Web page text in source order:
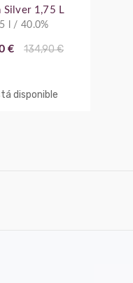
Silver 1,75 L
l / 40.0%
€ 134,90 €
disponible